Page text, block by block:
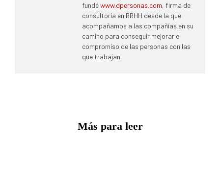
fundéwww.dpersonas.com, firma de
consultoría en RRHH desde la que
acompañamos a las compañías en su
camino para conseguir mejorar el
compromiso de las personas con las
que trabajan.
Más para leer